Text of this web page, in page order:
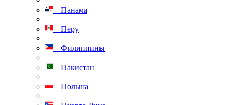
Панама
Перу
Филиппины
Пакистан
Польша